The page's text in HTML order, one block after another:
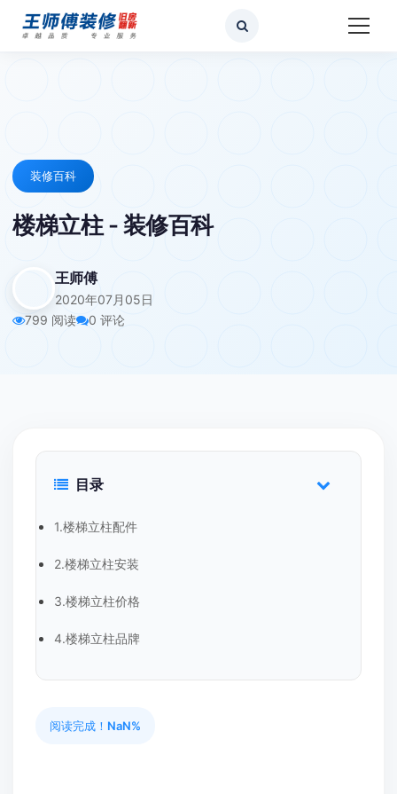
装修百科
楼梯立柱 - 装修百科
王师傅
2020年07月05日
799 阅读
0 评论
目录
1.楼梯立柱配件
2.楼梯立柱安装
3.楼梯立柱价格
4.楼梯立柱品牌
阅读完成！ NaN%